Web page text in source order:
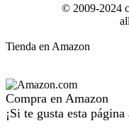
© 2009-2024
Tienda en Amazon
Compra en Amazon
¡Si te gusta esta página